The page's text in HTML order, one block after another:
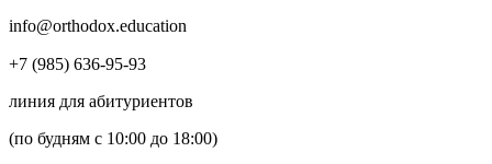
info@orthodox.education
+7 (985) 636-95-93
линия для абитуриентов
(по будням с 10:00 до 18:00)